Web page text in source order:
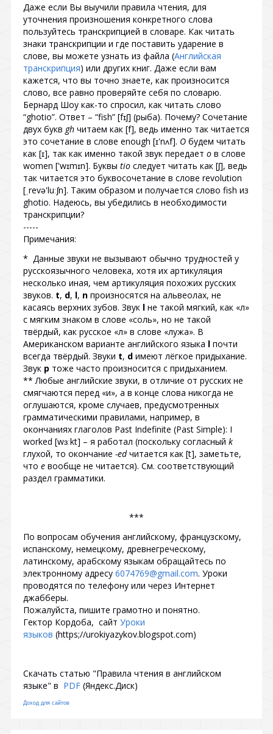
Даже если Вы выучили правила чтения, для
уточнения произношения конкретного слова
пользуйтесь транскрипцией в словаре. Как читать
знаки транскрипции и где поставить ударение в
слове, вы можете узнать из файла (Английская
транскрипция) или других книг. Даже если вам
кажется, что вы точно знаете, как произносится
слово, все равно проверяйте себя по словарю.
Бернард Шоу как-то спросил, как читать слово
“ghotio”. Ответ – “fish” [fɪʃ] (рыба). Почему? Сочетание
двух букв gh читаем как [f], ведь именно так читается
это сочетание в слове enough [ɪ'nʌf]. O будем читать
как [ɪ], так как именно такой звук передает o в слове
women ['wɪmɪn]. Буквы tio следует читать как [ʃ], ведь
так читается это буквосочетание в слове revolution
[ˌrevə'luːʃn]. Таким образом и получается слово fish из
ghotio. Надеюсь, вы убедились в необходимости
транскрипции?
-----
Примечания:
* Данные звуки не вызывают обычно трудностей у
русскоязычного человека, хотя их артикуляция
несколько иная, чем артикуляция похожих русских
звуков. t, d, l, n произносятся на альвеолах, не
касаясь верхних зубов. Звук l не такой мягкий, как «л»
с мягким знаком в слове «соль», но не такой
твёрдый, как русское «л» в слове «лужа». В
Американском варианте английского языка l почти
всегда твёрдый. Звуки t, d имеют лёгкое придыхание.
Звук p тоже часто произносится с придыханием.
** Любые английские звуки, в отличие от русских не
смягчаются перед «и», а в конце слова никогда не
оглушаются, кроме случаев, предусмотренных
грамматическими правилами, например, в
окончаниях глаголов Past Indefinite (Past Simple): I
worked [wɜːkt] – я работал (поскольку согласный k
глухой, то окончание -edчитается как [t], заметьте,
что e вообще не читается). См. соответствующий
раздел грамматики.
***
По вопросам обучения английскому, французскому,
испанскому, немецкому, древнегреческому,
латинскому, арабскому языкам обращайтесь по
электронному адресу 6074769@gmail.com. Уроки
проводятся по телефону или через Интернет
джабберы.
Пожалуйста, пишите грамотно и понятно.
Гектор Кордоба, сайт Уроки
языков (https;//urokiyazykov.blogspot.com)
Скачать статью "Правила чтения в английском
языке" в PDF (Яндекс.Диск)
Доход для сайтов